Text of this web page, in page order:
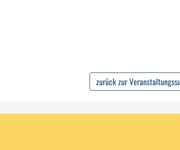
zurück zur